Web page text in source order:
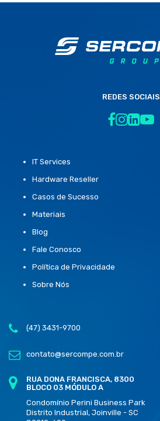
REDES SOCIAIS
IT Services
Hardware Reseller
Casos de Sucesso
Materiais
Blog
Fale Conosco
Política de Privacidade
Sobre Nós
(47) 3431-9700
contato@sercompe.com.br
RUA DONA FRANCISCA, 8300
BLOCO 03 MÓDULO A
Condomínio Perini Business Park
Distrito Industrial, Joinville - SC